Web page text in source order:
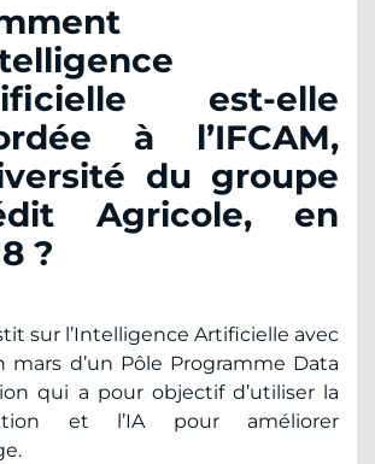
est-elle
à l’IFCAM,
du groupe
Agricole, en
?
sur l’Intelligence Artificielle avec
mars d’un Pôle Programme Data
qui a pour objectif d’utiliser la
et l’IA pour améliorer